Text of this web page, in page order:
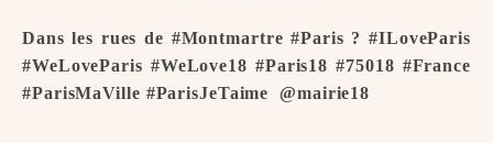
Dans les rues de #Montmartre #Paris ? #ILoveParis
#WeLoveParis #WeLove18 #Paris18 #75018 #France
#ParisMaVille #ParisJeTaime ️ @mairie18